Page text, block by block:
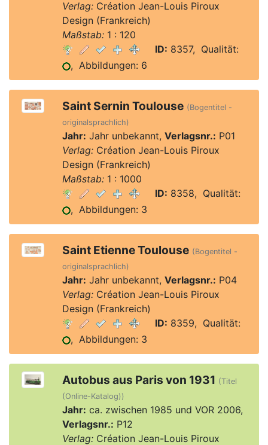
Verlag:Création Jean-Louis Piroux
Design (Frankreich)
Maßstab:1 : 120
ID: 8357, Qualität:
, Abbildungen: 6
Saint Sernin Toulouse (Bogentitel -
originalsprachlich)
Jahr: Jahr unbekannt, Verlagsnr.: P01
Verlag:Création Jean-Louis Piroux
Design (Frankreich)
Maßstab:1 : 1000
ID: 8358, Qualität:
, Abbildungen: 3
Saint Etienne Toulouse (Bogentitel -
originalsprachlich)
Jahr: Jahr unbekannt, Verlagsnr.: P04
Verlag:Création Jean-Louis Piroux
Design (Frankreich)
ID: 8359, Qualität:
, Abbildungen: 3
Autobus aus Paris von 1931 (Titel
(Online-Katalog))
Jahr: ca. zwischen 1985 und VOR 2006,
Verlagsnr.: P12
Verlag:Création Jean-Louis Piroux